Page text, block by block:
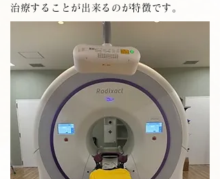
治療することが出来るのが特徴です。